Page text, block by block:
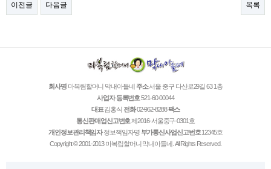
이전글 다음글 목록
회사명 마복림할머니 막내아들네 주소서울 중구 다산로29길 63 1층
사업자 등록번호521-60-00044
대표김홍식 전화02-962-8288팩스
통신판매업신고번호제2016-서울중구-0301호
개인정보관리책임자정보책임자명 부가통신사업신고번호12345호
Copyright © 2001-2013 마복림할머니 막내아들네. All Rights Reserved.